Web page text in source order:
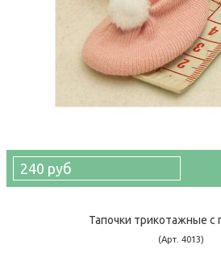
240 руб
Тапочки трикотажные с
(Арт. 4013)